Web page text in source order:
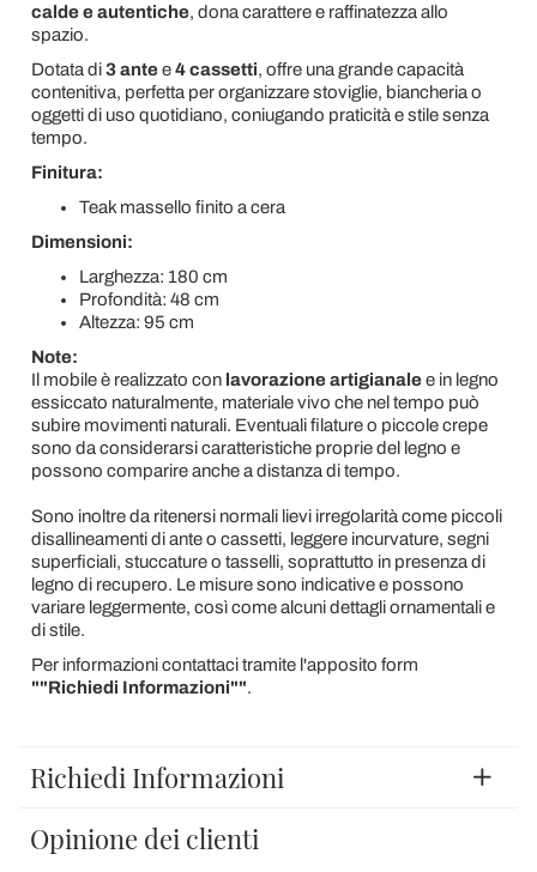
calde e autentiche, dona carattere e raffinatezza allo
spazio.
Dotata di3 antee4 cassetti, offre una grande capacità
contenitiva, perfetta per organizzare stoviglie, biancheria o
oggetti di uso quotidiano, coniugando praticità e stile senza
tempo.
Finitura:
Teak massello finito a cera
Dimensioni:
Larghezza: 180 cm
Profondità: 48 cm
Altezza: 95 cm
Note:
Il mobile è realizzato con lavorazione artigianalee in legno
essiccato naturalmente, materiale vivo che nel tempo può
subire movimenti naturali. Eventuali filature o piccole crepe
sono da considerarsi caratteristiche proprie del legno e
possono comparire anche a distanza di tempo.
Sono inoltre da ritenersi normali lievi irregolarità come piccoli
disallineamenti di ante o cassetti, leggere incurvature, segni
superficiali, stuccature o tasselli, soprattutto in presenza di
legno di recupero. Le misure sono indicative e possono
variare leggermente, così come alcuni dettagli ornamentali e
di stile.
Per informazioni contattaci tramite l'apposito form
""Richiedi Informazioni"".
Richiedi Informazioni
Opinione dei clienti